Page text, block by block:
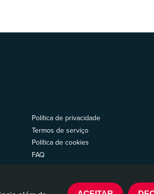
Política de privacidade
Termos de serviço
Política de cookies
FAQ